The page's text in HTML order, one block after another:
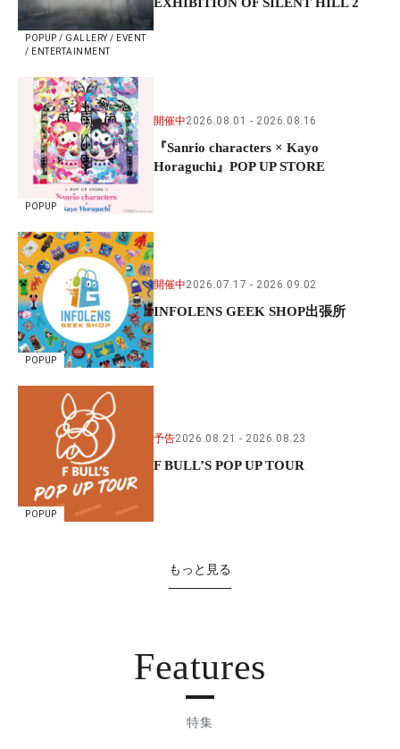
POPUP / GALLERY / EVENT
/ ENTERTAINMENT
EXHIBITION OF SILENT HILL 2
POPUP
開催中2026.08.01 2026.08.16
『Sanrio characters × Kayo
Horaguchi』POP UP STORE
POPUP
開催中2026.07.17 2026.09.02
INFOLENS GEEK SHOP出張所
POPUP
予告2026.08.21 2026.08.23
F BULL’S POP UP TOUR
もっと見る
Features
特集